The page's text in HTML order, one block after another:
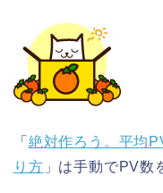
「 絶対作ろう。平均
り方 」は手動でPV数